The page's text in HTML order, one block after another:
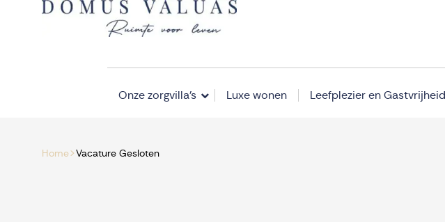
Navigatie overslaan
Onze zorgvilla’s Luxe wonen Leefplezier en Gastvrijheid
Home> Vacature Gesloten